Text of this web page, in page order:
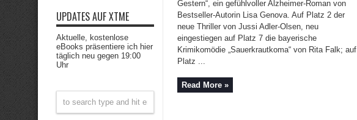
Gestern“, ein gefühlvoller Alzheimer-Roman von
Bestseller-Autorin Lisa Genova. Auf Platz 2 der
neue Thriller von Jussi Adler-Olsen, neu
eingestiegen auf Platz 7 die bayerische
Krimikomödie „Sauerkrautkoma“ von Rita Falk; auf
Platz ...
Read More »
UPDATES AUF XTME
Aktuelle, kostenlose
eBooks präsentiere ich hier
täglich neu gegen 19:00
Uhr